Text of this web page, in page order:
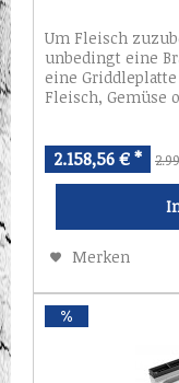
Um Fleisch
unbedingt eine
eine
Fleisch, Gemüse
2.158,56 € *
Merken